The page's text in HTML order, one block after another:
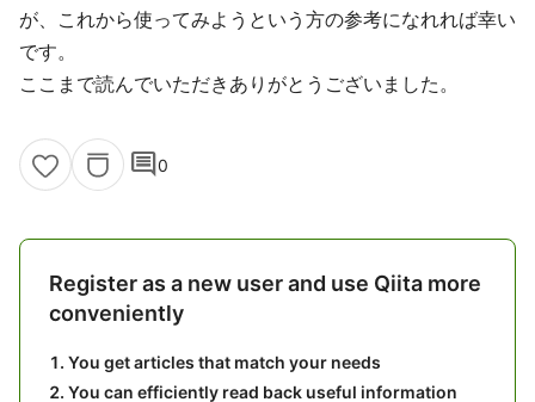
が、これから使ってみようという方の参考になれれば幸い
です。
ここまで読んでいただきありがとうございました。
comment0
Register as a new user and use Qiita more
conveniently
You get articles that match your needs
You can efficiently read back useful information